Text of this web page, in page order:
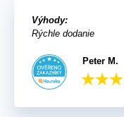
Výhody:
Rýchle dodanie
Peter M.